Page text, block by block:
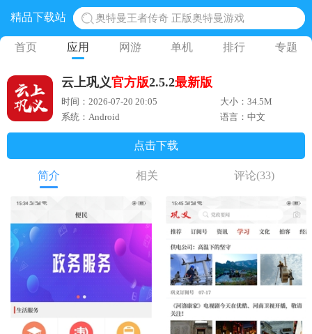
精品下载站
奥特曼王者传奇 正版奥特曼游戏
地铁跑酷体验服国际服 地铁跑酷体验服版本
黎明觉醒生机腾讯正版 黎明觉醒生机国际服
蛋仔派对下载 蛋仔派对体验服
首页 应用 网游 单机 排行 专题
云上巩义官方版2.5.2最新版
时间：2026-07-20 20:05
大小：34.5M
系统：Android
语言：中文
点击下载
简介 相关 评论(33)